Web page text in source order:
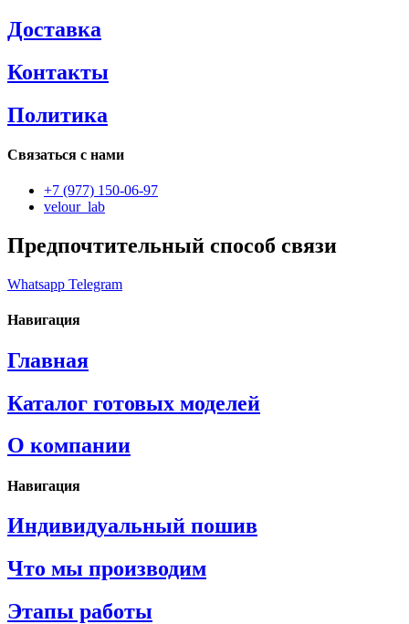
Доставка
Контакты
Политика
Связаться с нами
+7 (977) 150-06-97
velour_lab
Предпочтительный способ связи
Whatsapp Telegram
Навигация
Главная
Каталог готовых моделей
О компании
Навигация
Индивидуальный пошив
Что мы производим
Этапы работы